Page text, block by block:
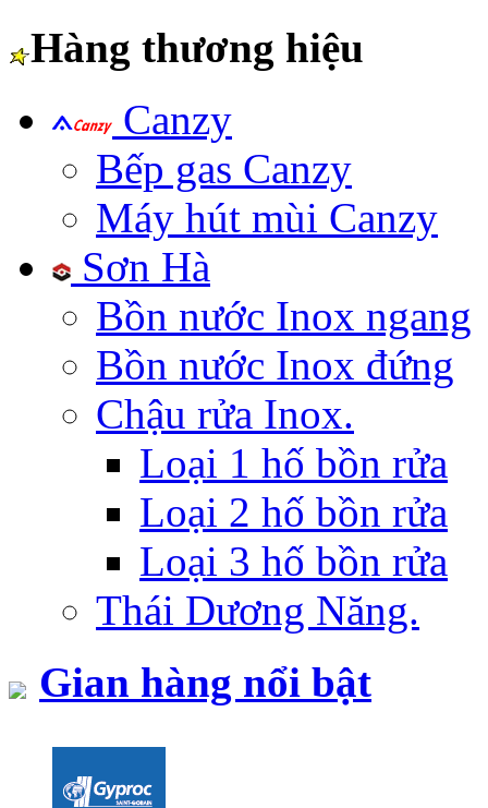
Hàng thương hiệu
Canzy
Bếp gas Canzy
Máy hút mùi Canzy
Sơn Hà
Bồn nước Inox ngang
Bồn nước Inox đứng
Chậu rửa Inox.
Loại 1 hố bồn rửa
Loại 2 hố bồn rửa
Loại 3 hố bồn rửa
Thái Dương Năng.
Gian hàng nổi bật